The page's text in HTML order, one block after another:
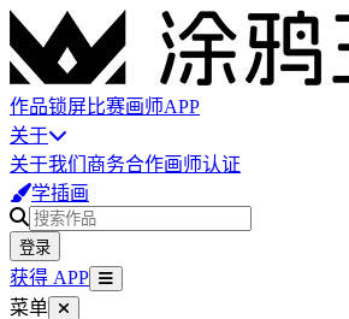
作品锁屏比赛画师APP
关于
关于我们 商务合作画师认证
学插画
登录
获得 APP
菜单